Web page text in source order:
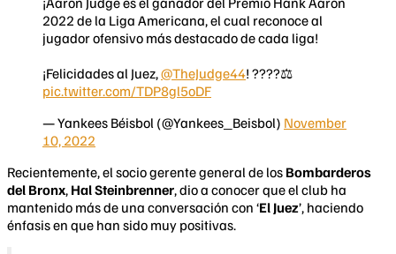
2022 de la Liga Americana, el cual reconoce al
jugador ofensivo más destacado de cada liga!
¡Felicidades al Juez,@TheJudge44! ????‍⚖️
pic.twitter.com/TDP8gl5oDF
— Yankees Béisbol (@Yankees_Beisbol) November
10, 2022
Recientemente, el socio gerente general de los Bombarderos
del Bronx, Hal Steinbrenner, dio a conocer que el club ha
mantenido más de una conversación con ‘El Juez’, haciendo
énfasis en que han sido muy positivas.